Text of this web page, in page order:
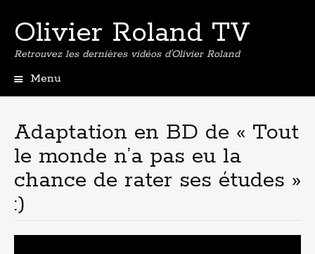
Olivier Roland TV
Retrouvez les dernières vidéos d'Olivier Roland
Menu
principal
Adaptation en BD de « Tout
le monde n’a pas eu la
chance de rater ses études »
:)